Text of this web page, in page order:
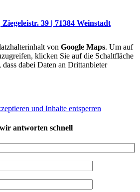
39 | 71384 Weinstadt
von Google Maps. Um auf
klicken Sie auf die Schaltfläche
dabei Daten an Drittanbieter
und Inhalte entsperren
antworten schnell